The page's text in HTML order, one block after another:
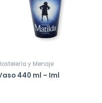
y Menaje
440 ml – Iml